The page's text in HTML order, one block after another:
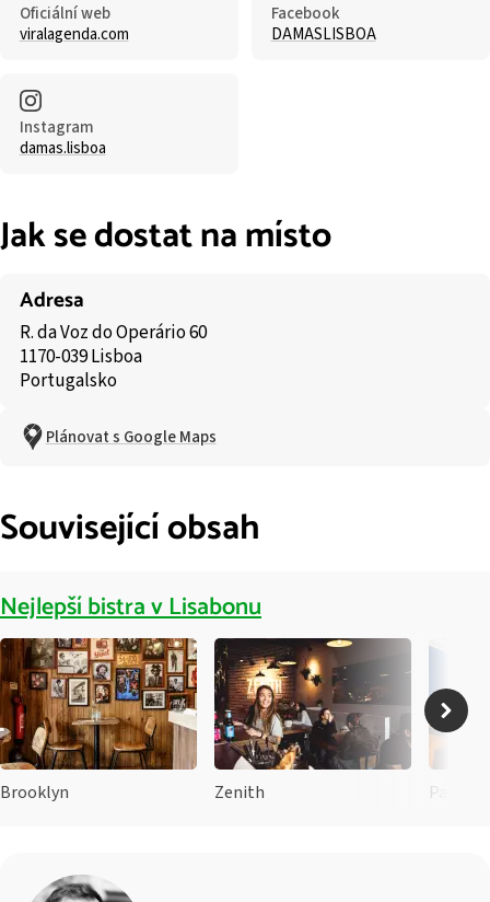
Oficiální web
viralagenda.com
Facebook
DAMASLISBOA
Instagram
damas.lisboa
Jak se dostat na místo
Adresa
R. da Voz do Operário 60
1170-039 Lisboa
Portugalsko
Plánovat s Google Maps
Související obsah
Nejlepší bistra v Lisabonu
Brooklyn Zenith Pastéis